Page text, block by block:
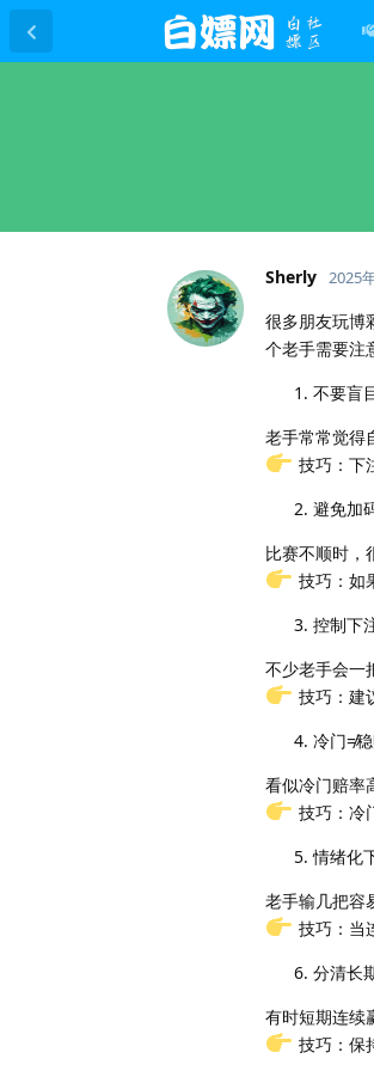
Sherly 2025
很多朋友玩博
个老手需要注
不要盲
老手常常觉得
技巧：下
避免加
比赛不顺时，
技巧：如
控制下
不少老手会一
技巧：建
冷门≠
看似冷门赔率
技巧：冷
情绪化
老手输几把容
技巧：当
分清长
有时短期连续
技巧：保